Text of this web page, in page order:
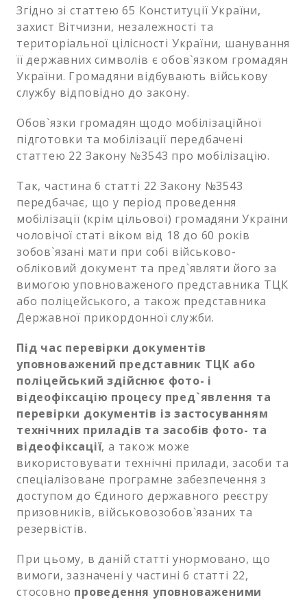
Згідно зі статтею 65 Конституції України,
захист Вітчизни, незалежності та
територіальної цілісності України, шанування
її державних символів є обов`язком громадян
України. Громадяни відбувають військову
службу відповідно до закону.
Обов`язки громадян щодо мобілізаційної
підготовки та мобілізації передбачені
статтею 22 Закону №3543 про мобілізацію.
Так, частина 6 статті 22 Закону №3543
передбачає, що у період проведення
мобілізації (крім цільової) громадяни України
чоловічої статі віком від 18 до 60 років
зобов`язані мати при собі військово-
обліковий документ та пред`являти його за
вимогою уповноваженого представника ТЦК
або поліцейського, а також представника
Державної прикордонної служби.
Під час перевірки документів
уповноважений представник ТЦК або
поліцейський здійснює фото- і
відеофіксацію процесу пред`явлення та
перевірки документів із застосуванням
технічних приладів та засобів фото- та
відеофіксації, а також може
використовувати технічні прилади, засоби та
спеціалізоване програмне забезпечення з
доступом до Єдиного державного реєстру
призовників, військовозобов`язаних та
резервістів.
При цьому, в даній статті унормовано, що
вимоги, зазначені у частині 6 статті 22,
стосовно проведення уповноваженими